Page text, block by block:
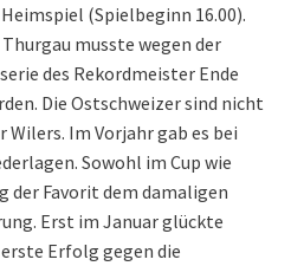
(Spielbeginn 16.00).
musste wegen der
des Rekordmeister Ende
Die Ostschweizer sind nicht
Im Vorjahr gab es bei
Sowohl im Cup wie
der Favorit dem damaligen
Erst im Januar glückte
Erfolg gegen die